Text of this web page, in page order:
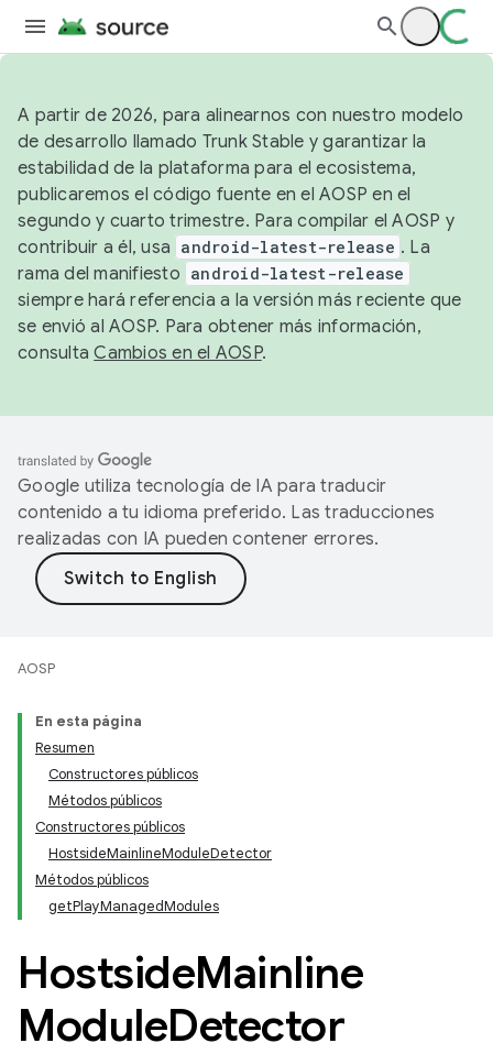
A partir de 2026, para alinearnos con nuestro modelo
de desarrollo llamado Trunk Stable y garantizar la
estabilidad de la plataforma para el ecosistema,
publicaremos el código fuente en el AOSP en el
segundo y cuarto trimestre. Para compilar el AOSP y
contribuir a él, usa android-latest-release . La
rama del manifiesto android-latest-release
siempre hará referencia a la versión más reciente que
se envió al AOSP. Para obtener más información,
consultaCambios en el AOSP.
Google utiliza tecnología de IA para traducir
contenido a tu idioma preferido. Las traducciones
realizadas con IA pueden contener errores.
AOSP
En esta página
Resumen
Constructores públicos
Métodos públicos
Constructores públicos
HostsideMainlineModuleDetector
Métodos públicos
getPlayManagedModules
HostsideMainline
ModuleDetector